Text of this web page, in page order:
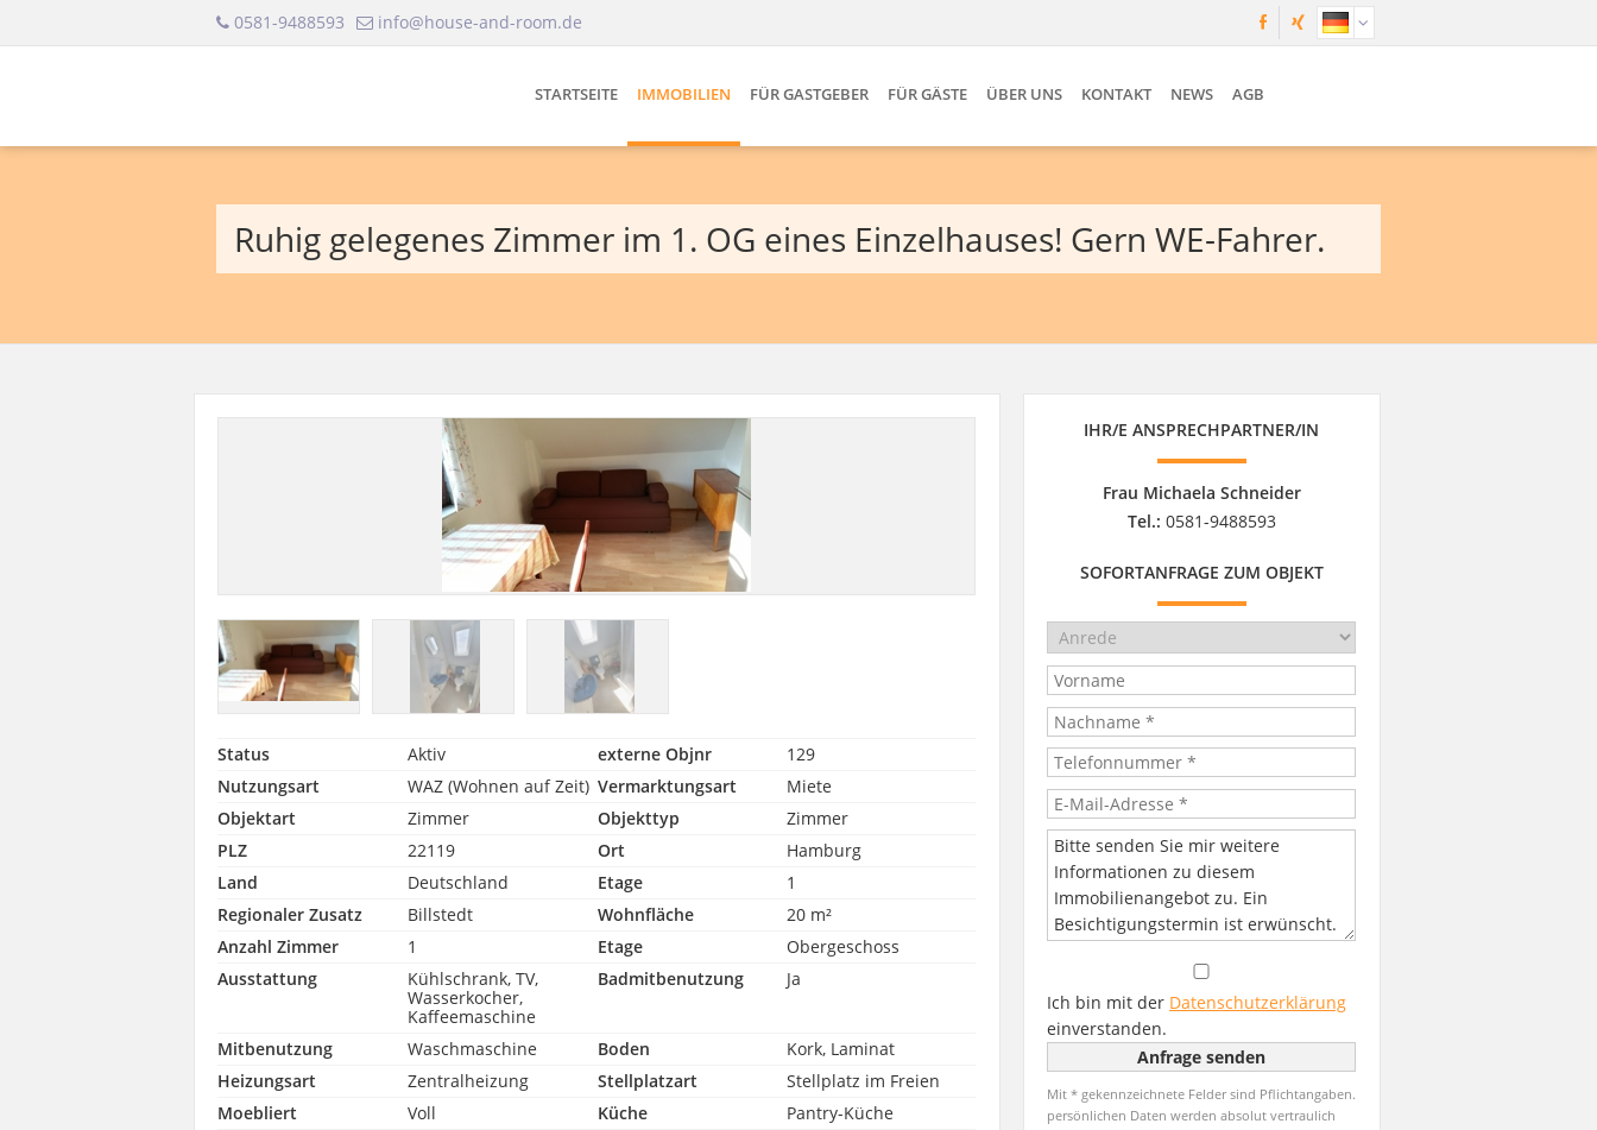
0581-9488593 info@house-and-room.de
STARTSEITE IMMOBILIEN FÜR GASTGEBER FÜR GÄSTE ÜBER UNS KONTAKT NEWS AGB
Ruhig gelegenes Zimmer im 1. OG eines Einzelhauses! Gern WE-Fahrer.
Status Aktiv externe Objnr
129
Nutzungsart
WAZ (Wohnen auf Zeit) Vermarktungsart
Miete
Objektart
Zimmer Objekttyp
Zimmer
PLZ
22119 Ort
Hamburg
Land
Deutschland Etage
1
Regionaler Zusatz
Billstedt Wohnfläche
20 m²
Anzahl Zimmer
1 Etage
Obergeschoss
Ausstattung
Kühlschrank, TV,
Wasserkocher,
Kaffeemaschine
Badmitbenutzung Ja
Mitbenutzung Waschmaschine Boden
Kork, Laminat
Heizungsart
Zentralheizung Stellplatzart
Stellplatz im Freien
Moebliert
Voll Küche
Pantry-Küche
IHR/E ANSPRECHPARTNER/IN
Frau Michaela Schneider
Tel.: 0581-9488593
SOFORTANFRAGE ZUM OBJEKT
Ich bin mit der Datenschutzerklärung
einverstanden.
Mit * gekennzeichnete Felder sind Pflichtangaben.
persönlichen Daten werden absolut vertraulich